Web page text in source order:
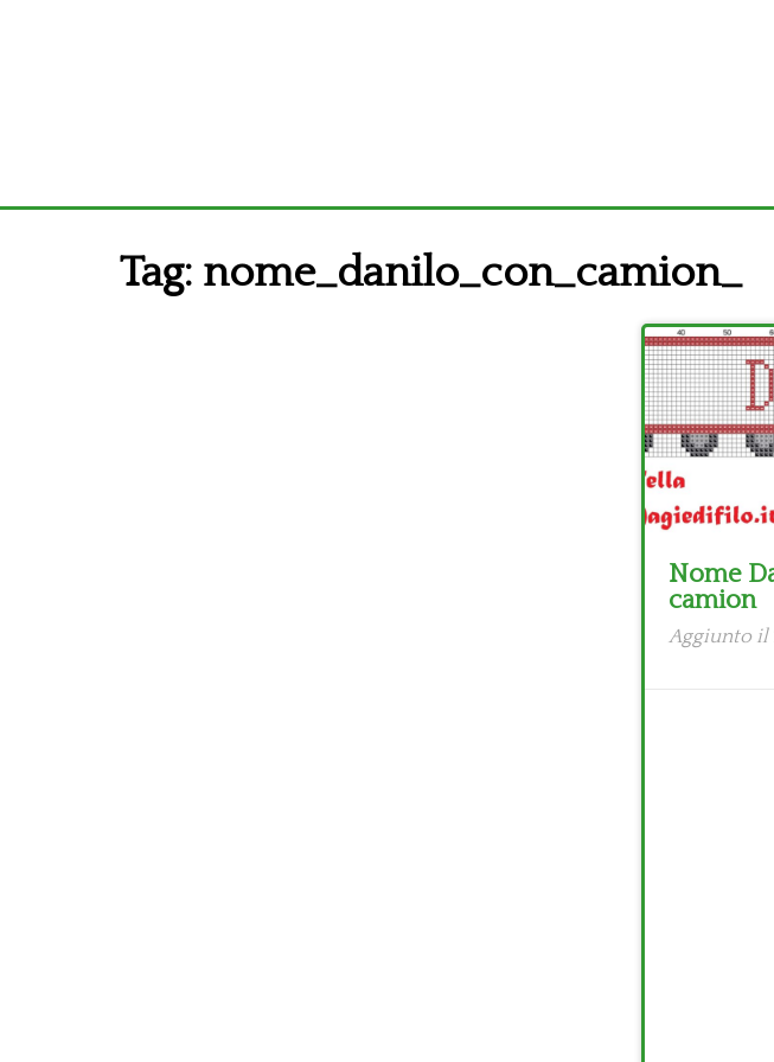
Tag: nome_danilo_con_camion_
Nome
camion
Aggiunto il